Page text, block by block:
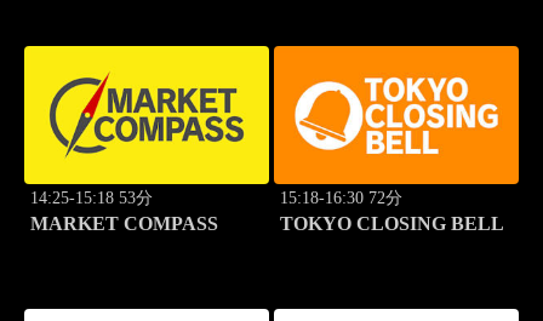
14:25-15:18 53分
MARKET COMPASS
15:18-16:30 72分
TOKYO CLOSING BELL